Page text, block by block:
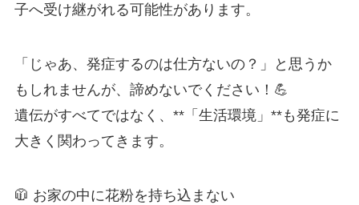
子へ受け継がれる可能性があります。
「じゃあ、発症するのは仕方ないの？」と思うか
もしれませんが、諦めないでください！💪
遺伝がすべてではなく、**「生活環境」**も発症に
大きく関わってきます。
🧥 お家の中に花粉を持ち込まない